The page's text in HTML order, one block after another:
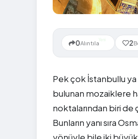
0Alıntıla 2
Pek çok İstanbullu ya
bulunan mozaiklere
noktalarından biri de
Bunların yanı sıra